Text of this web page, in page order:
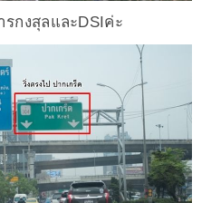
กงสุลและDSIค่ะ